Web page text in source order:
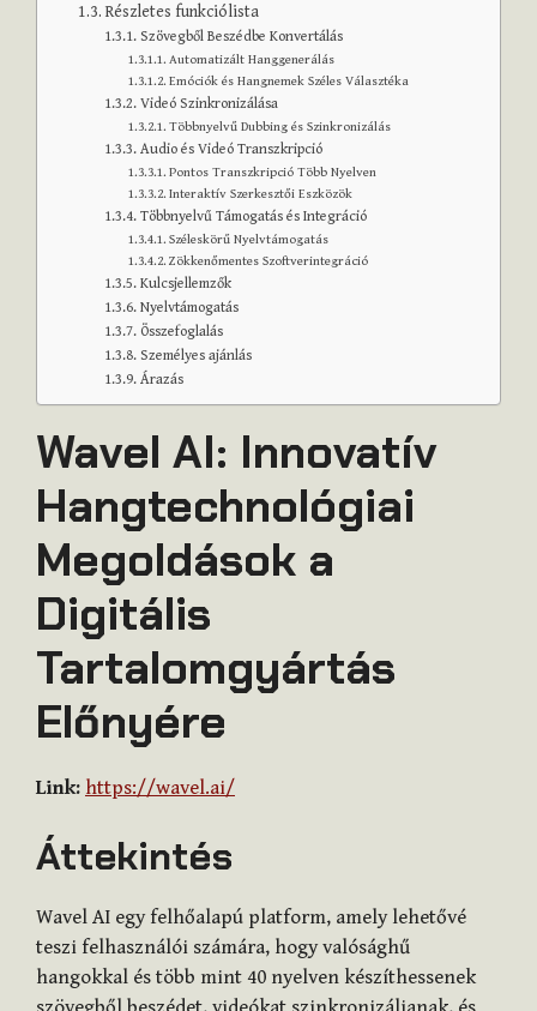
Részletes funkciólista
Szövegből Beszédbe Konvertálás
Automatizált Hanggenerálás
Emóciók és Hangnemek Széles Választéka
Videó Szinkronizálása
Többnyelvű Dubbing és Szinkronizálás
Audio és Videó Transzkripció
Pontos Transzkripció Több Nyelven
Interaktív Szerkesztői Eszközök
Többnyelvű Támogatás és Integráció
Széleskörű Nyelvtámogatás
Zökkenőmentes Szoftverintegráció
Kulcsjellemzők
Nyelvtámogatás
Összefoglalás
Személyes ajánlás
Árazás
Wavel AI: Innovatív
Hangtechnológiai
Megoldások a
Digitális
Tartalomgyártás
Előnyére
Link: https://wavel.ai/
Áttekintés
Wavel AI egy felhőalapú platform, amely lehetővé
teszi felhasználói számára, hogy valósághű
hangokkal és több mint 40 nyelven készíthessenek